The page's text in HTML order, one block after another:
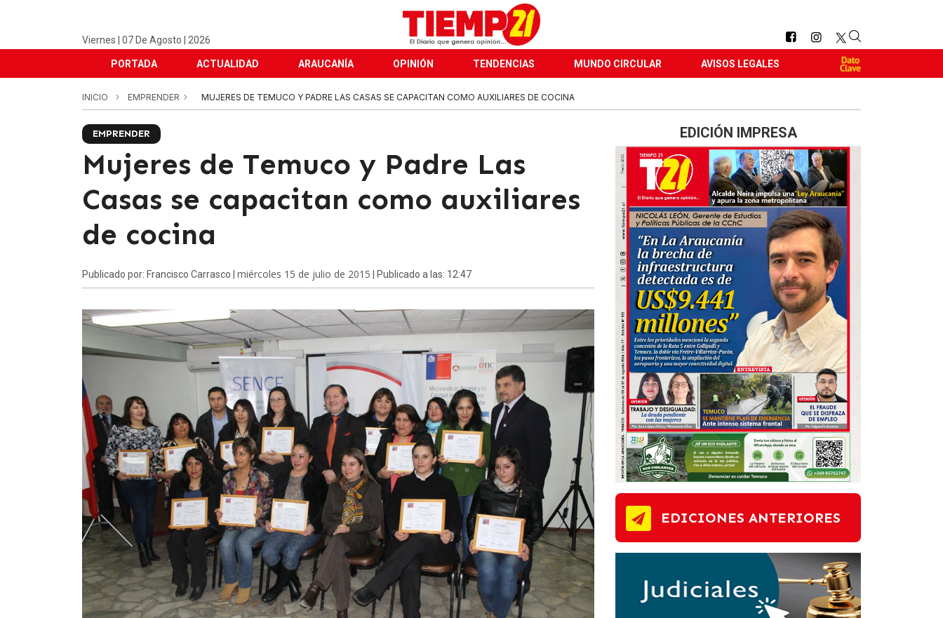
Viernes | 07 De Agosto | 2026
PORTADA ACTUALIDAD ARAUCANÍA OPINIÓN TENDENCIAS MUNDO CIRCULAR AVISOS LEGALES
INICIO EMPRENDER MUJERES DE TEMUCO Y PADRE LAS CASAS SE CAPACITAN COMO AUXILIARES DE COCINA
EMPRENDER
Mujeres de Temuco y Padre Las
Casas se capacitan como auxiliares
de cocina
Publicado por: Francisco Carrasco | miércoles 15 de julio de 2015 | Publicado a las: 12:47
EDICIÓN IMPRESA
EDICIONES ANTERIORES